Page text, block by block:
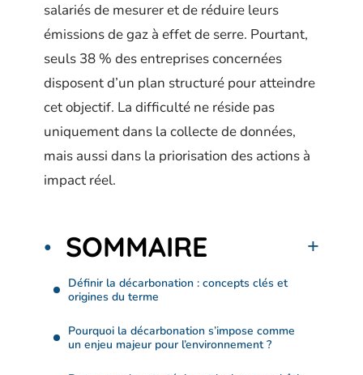
salariés de mesurer et de réduire leurs
émissions de gaz à effet de serre. Pourtant,
seuls 38 % des entreprises concernées
disposent d’un plan structuré pour atteindre
cet objectif. La difficulté ne réside pas
uniquement dans la collecte de données,
mais aussi dans la priorisation des actions à
impact réel.
SOMMAIRE
Définir la décarbonation : concepts clés et
origines du terme
Pourquoi la décarbonation s’impose comme
un enjeu majeur pour l’environnement ?